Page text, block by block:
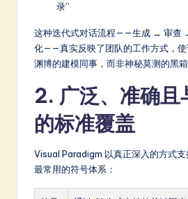
录”
这种迭代式对话流程——生成 → 审查
化——真实反映了团队的工作方式，使
渊博的建模同事，而非神秘莫测的黑箱
2. 广泛、准确且
的标准覆盖
Visual Paradigm 以真正深入的方式
最常用的符号体系：